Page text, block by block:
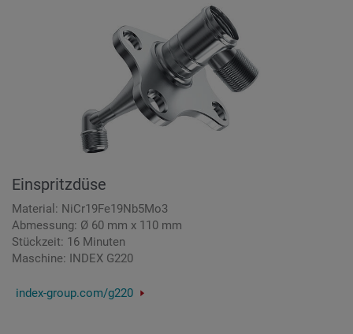
Einspritzdüse
Material: NiCr19Fe19Nb5Mo3
Abmessung: Ø 60 mm x 110 mm
Stückzeit: 16 Minuten
Maschine: INDEX G220
index-group.com/g220